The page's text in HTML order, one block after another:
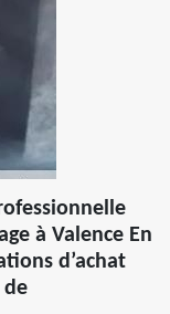
à Valence En
d’achat
de